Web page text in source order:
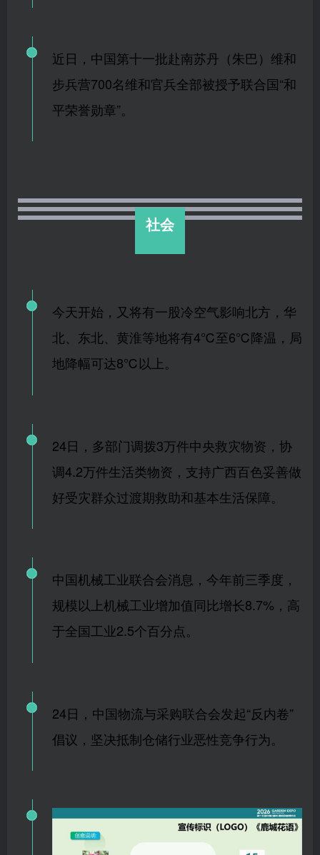
近日，中国第十一批赴南苏丹（朱巴）维和
步兵营700名维和官兵全部被授予联合国“和
平荣誉勋章”。
社会
今天开始，又将有一股冷空气影响北方，华
北、东北、黄淮等地将有4℃至6℃降温，局
地降幅可达8℃以上。
24日，多部门调拨3万件中央救灾物资，协
调4.2万件生活类物资，支持广西百色妥善做
好受灾群众过渡期救助和基本生活保障。
中国机械工业联合会消息，今年前三季度，
规模以上机械工业增加值同比增长8.7%，高
于全国工业2.5个百分点。
24日，中国物流与采购联合会发起“反内卷”
倡议，坚决抵制仓储行业恶性竞争行为。